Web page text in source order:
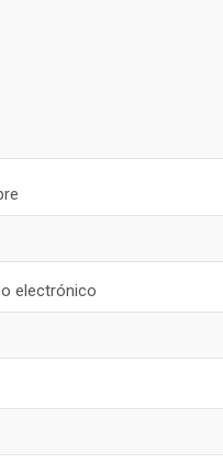
electrónico